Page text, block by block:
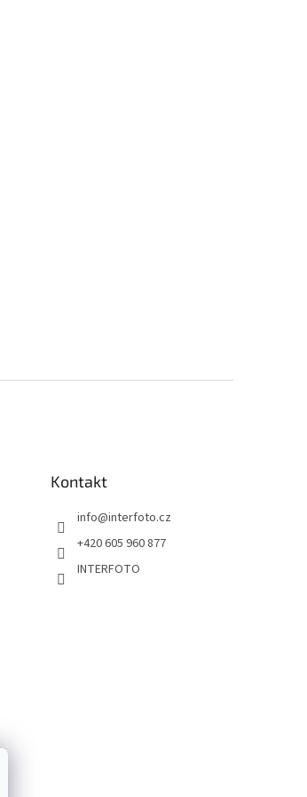
Kontakt
info@interfoto.cz
+420 605 960 877
INTERFOTO